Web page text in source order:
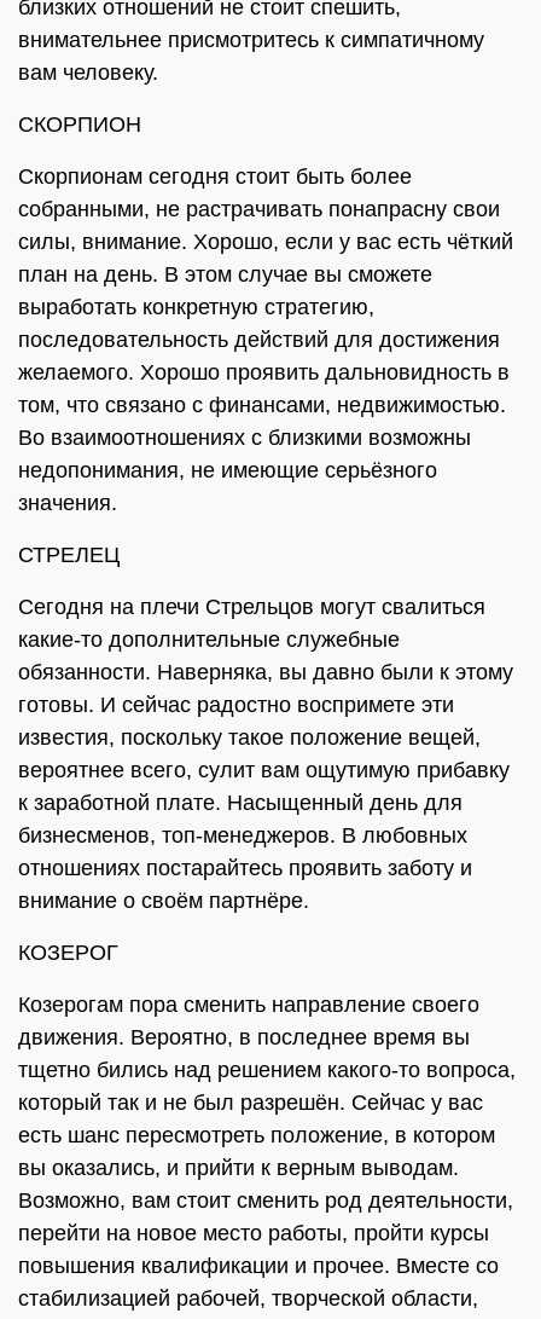
близких отношений не стоит спешить,
внимательнее присмотритесь к симпатичному
вам человеку.
СКОРПИОН
Скорпионам сегодня стоит быть более
собранными, не растрачивать понапрасну свои
силы, внимание. Хорошо, если у вас есть чёткий
план на день. В этом случае вы сможете
выработать конкретную стратегию,
последовательность действий для достижения
желаемого. Хорошо проявить дальновидность в
том, что связано с финансами, недвижимостью.
Во взаимоотношениях с близкими возможны
недопонимания, не имеющие серьёзного
значения.
СТРЕЛЕЦ
Сегодня на плечи Стрельцов могут свалиться
какие-то дополнительные служебные
обязанности. Наверняка, вы давно были к этому
готовы. И сейчас радостно воспримете эти
известия, поскольку такое положение вещей,
вероятнее всего, сулит вам ощутимую прибавку
к заработной плате. Насыщенный день для
бизнесменов, топ-менеджеров. В любовных
отношениях постарайтесь проявить заботу и
внимание о своём партнёре.
КОЗЕРОГ
Козерогам пора сменить направление своего
движения. Вероятно, в последнее время вы
тщетно бились над решением какого-то вопроса,
который так и не был разрешён. Сейчас у вас
есть шанс пересмотреть положение, в котором
вы оказались, и прийти к верным выводам.
Возможно, вам стоит сменить род деятельности,
перейти на новое место работы, пройти курсы
повышения квалификации и прочее. Вместе со
стабилизацией рабочей, творческой области,